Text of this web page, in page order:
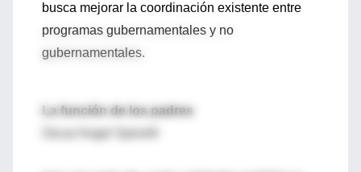
busca mejorar la coordinación existente entre
programas gubernamentales y no
gubernamentales.
La función de los padres
Oscar Angel Spinelli